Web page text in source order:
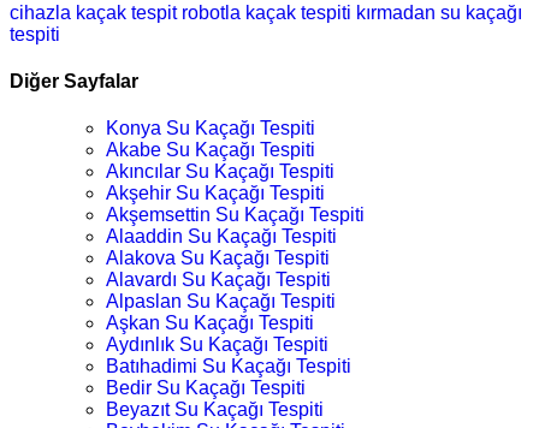
cihazla kaçak tespitrobotla kaçak tespiti kırmadan su kaçağı
tespiti
Diğer Sayfalar
Konya Su Kaçağı Tespiti
Akabe Su Kaçağı Tespiti
Akıncılar Su Kaçağı Tespiti
Akşehir Su Kaçağı Tespiti
Akşemsettin Su Kaçağı Tespiti
Alaaddin Su Kaçağı Tespiti
Alakova Su Kaçağı Tespiti
Alavardı Su Kaçağı Tespiti
Alpaslan Su Kaçağı Tespiti
Aşkan Su Kaçağı Tespiti
Aydınlık Su Kaçağı Tespiti
Batıhadimi Su Kaçağı Tespiti
Bedir Su Kaçağı Tespiti
Beyazıt Su Kaçağı Tespiti